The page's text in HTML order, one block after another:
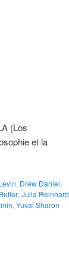
(Los
et la
, Drew Daniel,
, Julia Reinhard
, Yuval Sharon